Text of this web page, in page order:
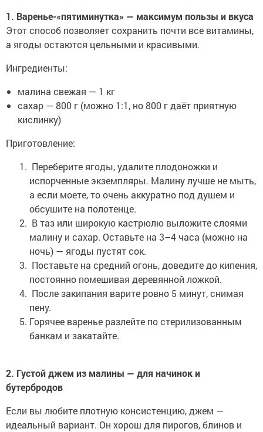
1. Варенье-«пятиминутка» — максимум пользы и вкуса
Этот способ позволяет сохранить почти все витамины,
а ягоды остаются цельными и красивыми.
Ингредиенты:
малина свежая — 1 кг
сахар — 800 г (можно 1:1, но 800 г даёт приятную
кислинку)
Приготовление:
Переберите ягоды, удалите плодоножки и
испорченные экземпляры. Малину лучше не мыть,
а если моете, то очень аккуратно под душем и
обсушите на полотенце.
В таз или широкую кастрюлю выложите слоями
малину и сахар. Оставьте на 3–4 часа (можно на
ночь) — ягоды пустят сок.
Поставьте на средний огонь, доведите до кипения,
постоянно помешивая деревянной ложкой.
После закипания варите ровно 5 минут, снимая
пену.
Горячее варенье разлейте по стерилизованным
банкам и закатайте.
2. Густой джем из малины — для начинок и
бутербродов
Если вы любите плотную консистенцию, джем —
идеальный вариант. Он хорош для пирогов, блинов и